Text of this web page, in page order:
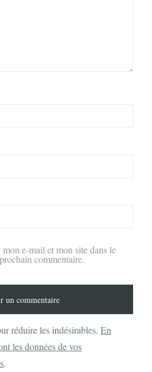
e-mail et mon site dans le
commentaire.
réduire les indésirables.En
les données de vos
.